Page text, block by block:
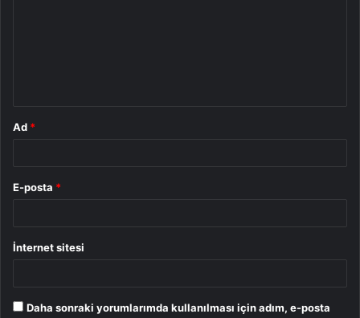
Ad *
E-posta *
İnternet sitesi
Daha sonraki yorumlarımda kullanılması için adım, e-posta